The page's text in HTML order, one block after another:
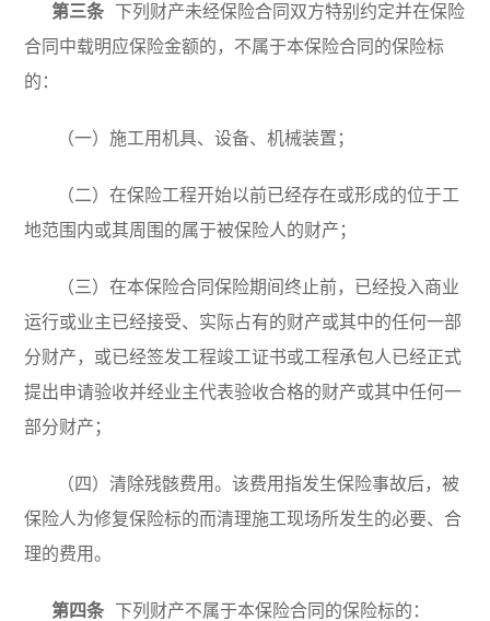
第三条
下列财产未经保险合同双方特别约定并在保险
合同中载明应保险金额的，不属于本保险合同的保险标
的：
（一）施工用机具、设备、机械装置；
（二）在保险工程开始以前已经存在或形成的位于工
地范围内或其周围的属于被保险人的财产；
（三）在本保险合同保险期间终止前，已经投入商业
运行或业主已经接受、实际占有的财产或其中的任何一部
分财产，或已经签发工程竣工证书或工程承包人已经正式
提出申请验收并经业主代表验收合格的财产或其中任何一
部分财产；
（四）清除残骸费用。该费用指发生保险事故后，被
保险人为修复保险标的而清理施工现场所发生的必要、合
理的费用。
第四条 下列财产不属于本保险合同的保险标的：